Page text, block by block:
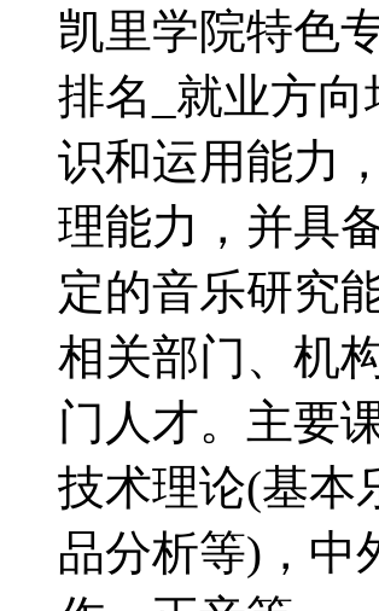
凯里学院特色
排名_就业方
识和运用能力
理能力，并具
定的音乐研究
相关部门、机
门人才。主要
技术理论(基本
品分析等)，中